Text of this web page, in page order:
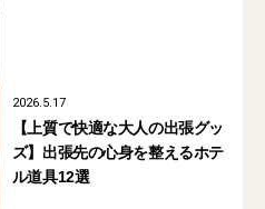
2026.5.17
【上質で快適な大人の出張グッ
ズ】出張先の心身を整えるホテ
ル道具12選